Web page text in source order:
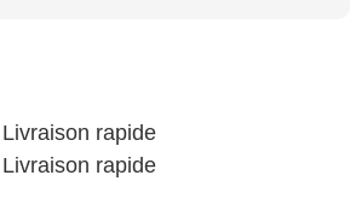
Livraison rapide
Livraison rapide